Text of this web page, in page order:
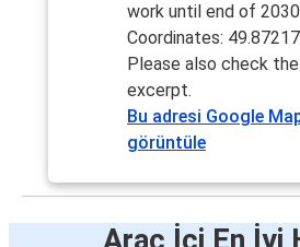
work until end of
Coordinates:
Please also check
excerpt.
Bu adresi Google
görüntüle